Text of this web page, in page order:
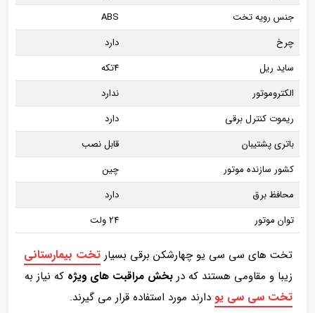
جنس رویه تخت
ABS
چرخ
دارد
ساید ریل
4تکه
الکتروموتور
ندارد
ریموت کنترل برقی
دارد
باتری پشتیبان
قابل نصب
کشور سازنده موتور
چین
محافظ برق
دارد
توان موتور
24 ولت
تخت های سی سی یو چهارشکن برقی بسیار تخت بیمارستانی
زیبا و مقاومی هستند که در بخش مراقبت های ویژه که نیاز به
تخت سی سی یو دارند مورد استفاده قرار می گیرند.